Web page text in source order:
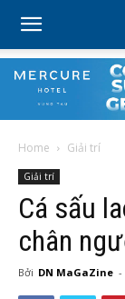
Home Giải trí
Giải trí
Cá sấu
chân
Bởi DN MaGaZine -